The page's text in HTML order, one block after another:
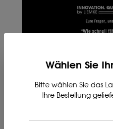
Wählen Sie
Bitte wählen Sie das
Ihre Bestellung